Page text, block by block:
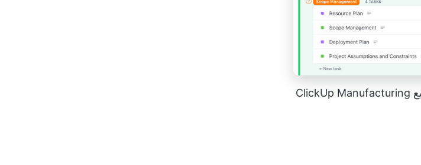
قم بتقسيم جدول الإنتاج الخاص بك باستخدام قالب خطة مشروع التصنيع ClickUp Manufacturing